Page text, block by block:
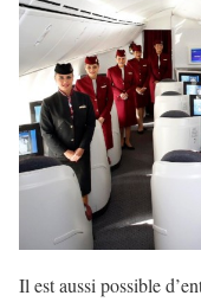
Il est aussi possible